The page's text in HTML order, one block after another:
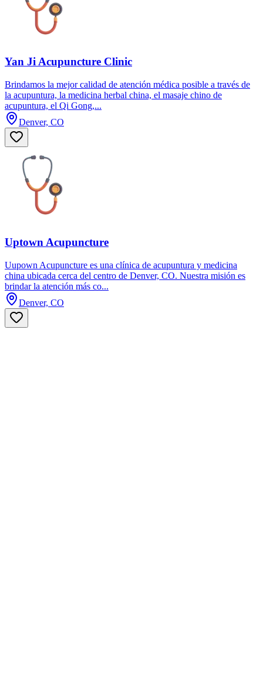
Yan Ji Acupuncture Clinic
Brindamos la mejor calidad de atención médica posible a través de
la acupuntura, la medicina herbal china, el masaje chino de
acupuntura, el Qi Gong,...
Denver, CO
Uptown Acupuncture
Uupown Acupuncture es una clínica de acupuntura y medicina
china ubicada cerca del centro de Denver, CO. Nuestra misión es
brindar la atención más co...
Denver, CO